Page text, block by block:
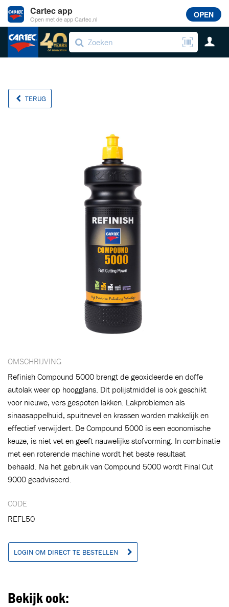
TERUG
OMSCHRIJVING
Refinish Compound 5000 brengt de geoxideerde en doffe
autolak weer op hoogglans. Dit polijstmiddel is ook geschikt
voor nieuwe, vers gespoten lakken. Lakproblemen als
sinaasappelhuid, spuitnevel en krassen worden makkelijk en
effectief verwijdert. De Compound 5000 is een economische
keuze, is niet vet en geeft nauwelijks stofvorming. In combinatie
met een roterende machine wordt het beste resultaat
behaald. Na het gebruik van Compound 5000 wordt Final Cut
9000 geadviseerd.
CODE
REFL50
LOGIN OM DIRECT TE BESTELLEN
Bekijk ook:
Toegevoegd aan winkelwagen
Cartec app
Open met de app Cartec.nl OPEN